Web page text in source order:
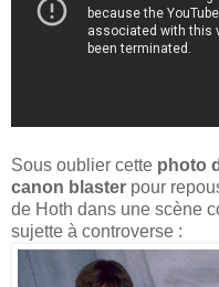
Sous oublier cette photo
canon blaster pour
de Hoth dans une scène
sujette à controverse :